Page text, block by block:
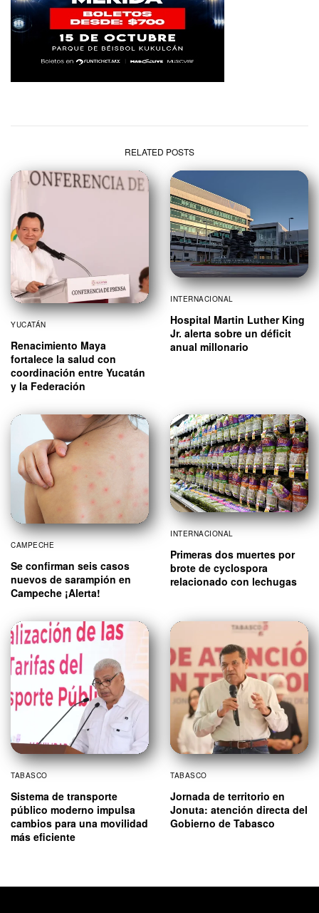
RELATED POSTS
YUCATÁN
Renacimiento Maya
fortalece la salud con
coordinación entre Yucatán
y la Federación
INTERNACIONAL
Hospital Martin Luther King
Jr. alerta sobre un déficit
anual millonario
CAMPECHE
Se confirman seis casos
nuevos de sarampión en
Campeche ¡Alerta!
INTERNACIONAL
Primeras dos muertes por
brote de cyclospora
relacionado con lechugas
TABASCO
Sistema de transporte
público moderno impulsa
cambios para una movilidad
más eficiente
TABASCO
Jornada de territorio en
Jonuta: atención directa del
Gobierno de Tabasco